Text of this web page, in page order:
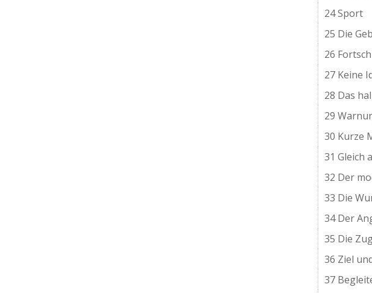
24 Sport
25 Die
26
27 Keine
28 Das
29
30 Kurze
31 Gleich
32 Der
33 Die
34 Der
35 Die
36 Ziel
37